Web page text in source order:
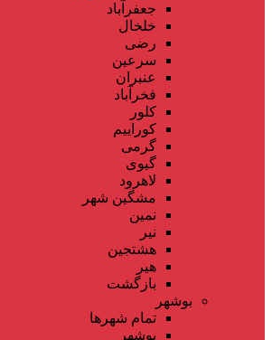
جعفرآباد
خلخال
رضی
سرعین
عنبران
فخرآباد
کلور
کوراییم
گرمی
گیوی
لاهرود
مشگین شهر
نمین
نیر
هشتجین
هیر
بازگشت
بوشهر
تمام شهر‌ها
بوشهر